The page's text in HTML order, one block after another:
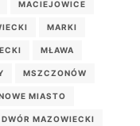
MACIEJOWICE
MARKI
MŁAWA
MSZCZONÓW
MIASTO
MAZOWIECKI